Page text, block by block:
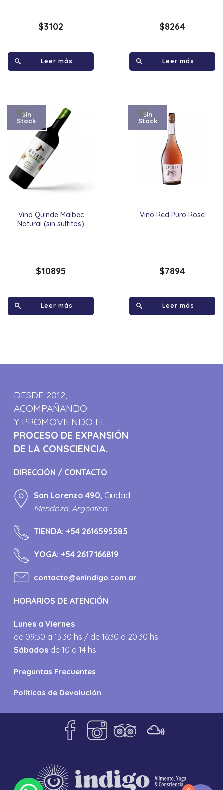
$3102
Leer más
$8264
Leer más
Vino Quinde Malbec
Natural (sin sulfitos)
Sin
Stock
$10895
Leer más
Vino Red Puro Rose
Sin
Stock
$7894
Leer más
DESDE 2012,
ACOMPAÑANDO
Y PROMOVIENDO EL
PROCESO DE EXPANSIÓN
DE LA CONSCIENCIA.
DIRECCIÓN / CONTACTO
San Lorenzo 490, Ciudad.
Mendoza, Argentina.
TIENDA:+54 2616595585
YOGA:+54 2617166819
contacto@enindigo.com.ar
HORARIOS DE ATENCIÓN
Lunes a Viernes
de 09:30 a 13:30 hs / de 16:30 a 20:30 hs
Sábados de 10 a 14 hs
Preguntas Frecuentes
Políticas de Devolución